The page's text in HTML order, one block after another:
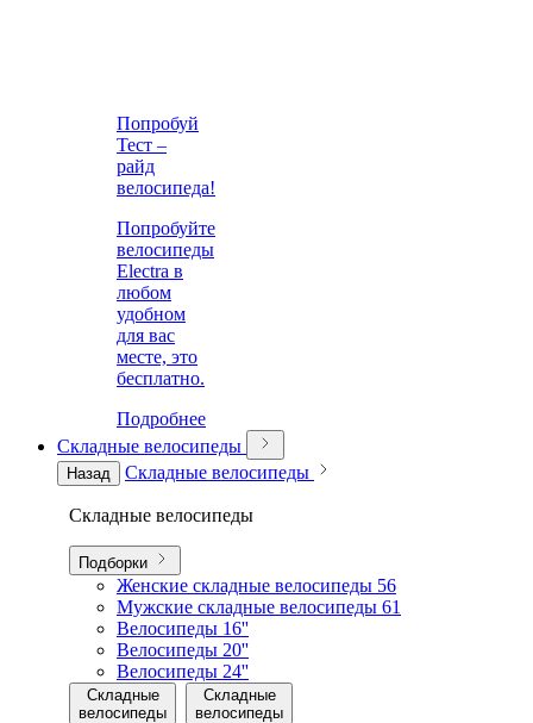
Попробуй
Тест –
райд
велосипеда!
Попробуйте
велосипеды
Electra в
любом
удобном
для вас
месте, это
бесплатно.
Подробнее
Складные велосипеды
Назад Складные велосипеды
Складные велосипеды
Подборки
Женские складные велосипеды 56
Мужские складные велосипеды 61
Велосипеды 16''
Велосипеды 20''
Велосипеды 24''
Складные
велосипеды
Складные
велосипеды